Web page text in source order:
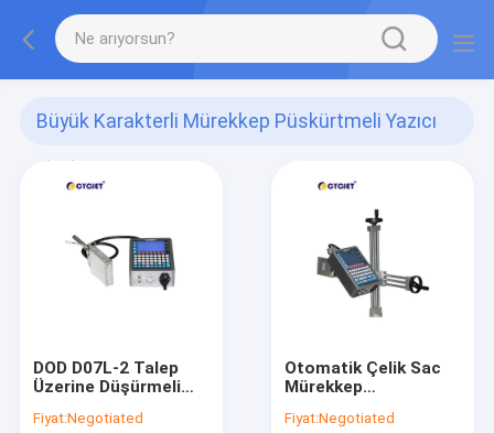
Büyük Karakterli Mürekkep Püskürtmeli Yazıcı
DOD D07L-2 Talep
Üzerine Düşürmeli
Püskürtmeli Yazıcı
Fiyat:Negotiated
Otomatik Çelik Sac
Mürekkep
Kodlama Makinesi
Fiyat:Negotiated